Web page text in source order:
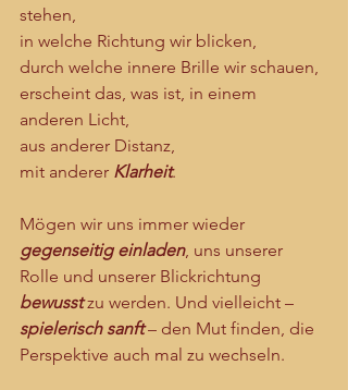
stehen,
in welche Richtung wir blicken,
durch welche innere Brille wir schauen,
erscheint das, was ist, in einem
anderen Licht,
aus anderer Distanz,
mit anderer Klarheit.
Mögen wir uns immer wieder
gegenseitig einladen, uns unserer
Rolle und unserer Blickrichtung
bewusst zu werden. Und vielleicht –
spielerisch sanft – den Mut finden, die
Perspektive auch mal zu wechseln.